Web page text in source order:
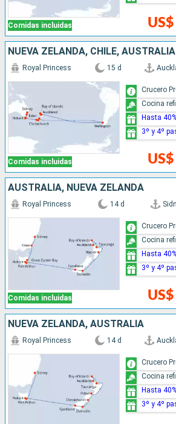
Comidas incluidas
NUEVA ZELANDA, CHILE, AUSTRALIA
Comidas incluidas
Royal Princess 15 d
Crucero
Cocina
Hasta
3º y 4º
AUSTRALIA, NUEVA ZELANDA
Comidas incluidas
Royal Princess 14 d
Crucero
Cocina
Hasta
3º y 4º
NUEVA ZELANDA, AUSTRALIA
Royal Princess 14 d
Crucero
Cocina
Hasta
3º y 4º